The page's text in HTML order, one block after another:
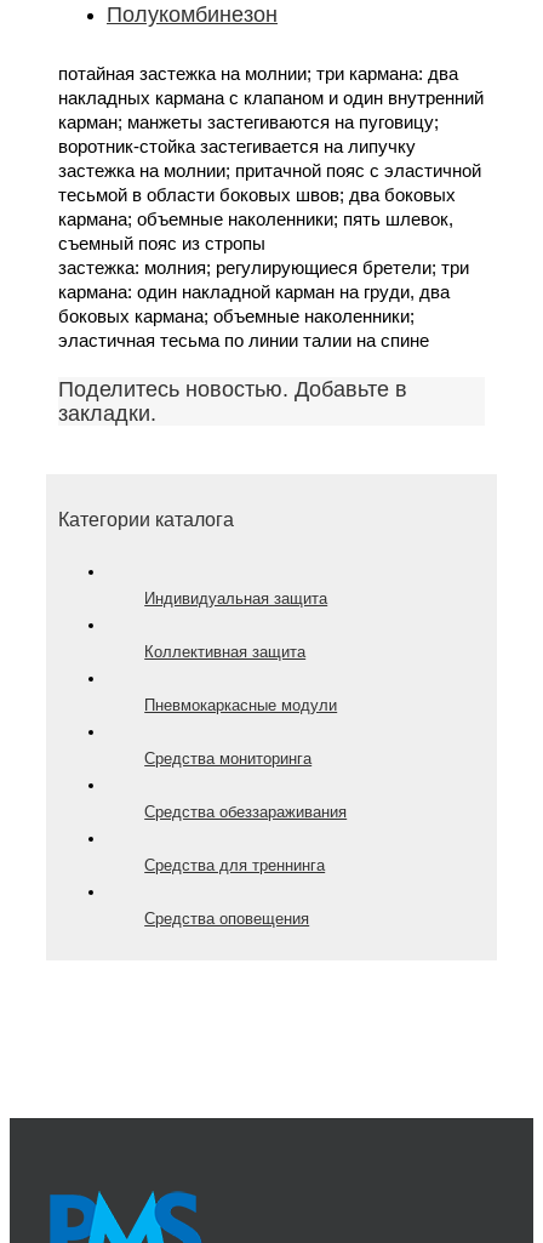
Полукомбинезон
потайная застежка на молнии; три кармана: два
накладных кармана с клапаном и один внутренний
карман; манжеты застегиваются на пуговицу;
воротник-стойка застегивается на липучку
застежка на молнии; притачной пояс с эластичной
тесьмой в области боковых швов; два боковых
кармана; объемные наколенники; пять шлевок,
съемный пояс из стропы
застежка: молния; регулирующиеся бретели; три
кармана: один накладной карман на груди, два
боковых кармана; объемные наколенники;
эластичная тесьма по линии талии на спине
Поделитесь новостью. Добавьте в
закладки.
Категории каталога
Индивидуальная защита
Коллективная защита
Пневмокаркасные модули
Средства мониторинга
Средства обеззараживания
Средства для треннинга
Средства оповещения